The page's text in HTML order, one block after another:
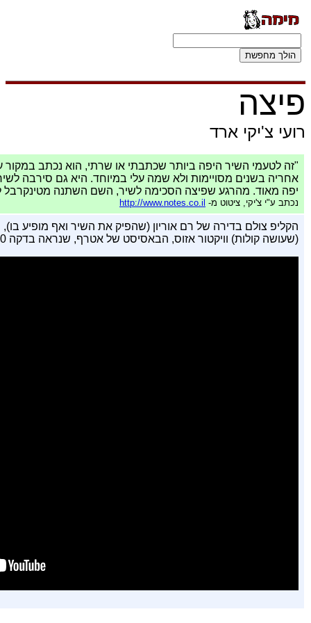
פיצה
רועי צ'יקי ארד
"זה לטעמי השיר היפה ביותר שכתבתי או שרתי, הוא נכתב במקור
אחריה בשנים מסויימות ולא שמה עלי במיוחד. היא גם סירבה
יפה מאוד. מהרגע שפיצה הסכימה לשיר, השם השתנה מטינקרבל
נכתב ע"י צ'יקי, ציטוט מ- http://www.notes.co.il
הקליפ צולם בדירה של רם אוריון (שהפיק את השיר ואף מופיע
(שעושה קולות) וויקטור אזוס, הבאסיסט של אטרף, שנראה בדקה 2:40 תולה כביסה במרפסת.